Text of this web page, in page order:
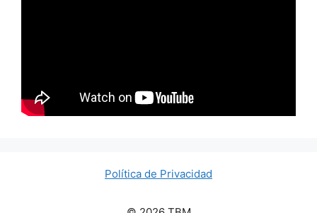
Política de Privacidad